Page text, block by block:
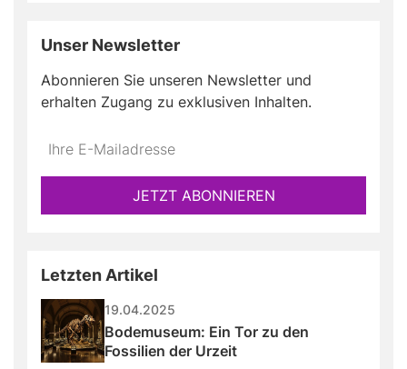
Unser Newsletter
Abonnieren Sie unseren Newsletter und
erhalten Zugang zu exklusiven Inhalten.
JETZT ABONNIEREN
Letzten Artikel
19.04.2025
Bodemuseum: Ein Tor zu den
Fossilien der Urzeit